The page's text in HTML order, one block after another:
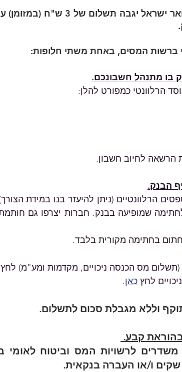
ברשות המסים, באחת משתי חלופות:
בו מתנהל חשבונכם.
הרלוונטי כמפורט להלן:
הרשאה לחיוב חשבון.
הבנק.
בחתימה מקורית בלבד.
מס הכנסה ניכויים, מקדמות ומע"מ) לחץ
לחץ כאן.
וללא מגבלת סכום לתשלום.
קבע.
ו/או העברה בנקאית.